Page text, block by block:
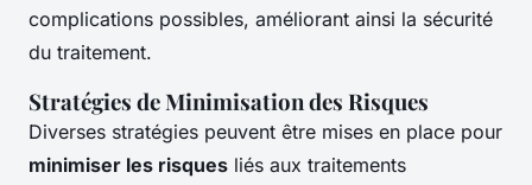
complications possibles, améliorant ainsi la sécurité
du traitement.
Stratégies de Minimisation des Risques
Diverses stratégies peuvent être mises en place pour
minimiser les risques liés aux traitements